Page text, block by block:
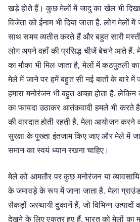
खड़े होते हैं। कुछ मेलों में जादु का खेल भी
विजेता को ईनाम भी दिया जाता है. लोग मेलों
साथ समय व्यतीत करते हैं और बहुत सारी
लोग अपने वहाँ की प्रसिद्ध चीजें बेचने आते
का मौका भी मिल जाता है, मेलों में कठपुतली
मेले में जाने पर हमें बहुत सी नई बातों के बारे में
हमारा मनोरंजन भी बहुत अच्छा होता है.
का फायदा उठाकर आतंकवादी हमले भी करते
की वारदात होती रहती है. मेला आयोजन करने
सुरक्षा के पुख्ता इंतजाम किए जाए और मेले में
समान का स्वयं ध्यान रखना चाहिए।
मेले को आमतौर पर कुछ मनोरंजन या
के जमावड़े के रूप में जाना जाता है. मेला
सैकड़ों अस्थायी दुकानें हैं, जो विभिन्न उत्पादों
देखने के लिए एकत्र हुए हैं. भारत को मेलों का